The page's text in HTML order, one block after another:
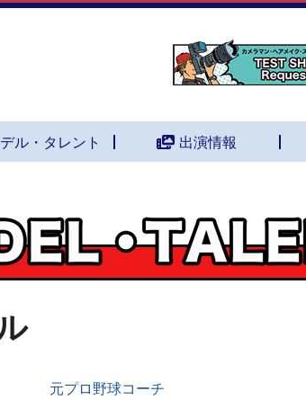
ル・タレント 出演情報
元プロ野球コーチ